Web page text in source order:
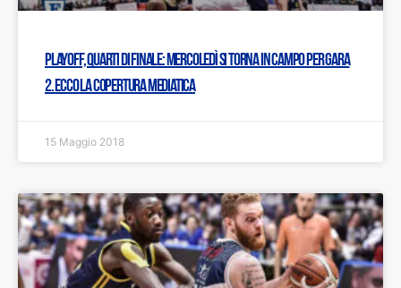
Playoff, quarti di finale: Mercoledì si torna in campo per gara
2. Ecco la copertura mediatica
15 Maggio 2018